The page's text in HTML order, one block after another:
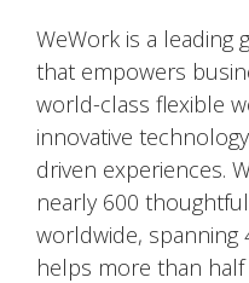
WeWork is a leading
that empowers
world-class flexible
innovative
driven experiences.
nearly 600
worldwide, spanning
helps more than